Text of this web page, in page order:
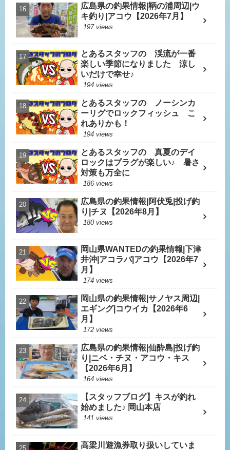
広島県の釣果情報|鞆の浦周辺|ウ
キ釣り|アコウ【2026年7月】
197 views
とあるスタッフの 渓流が一番
楽しい季節になりました 涼し
いだけで幸せ♪
194 views
とあるスタッフの ノーシンカ
ーリグでロックフィッシュ こ
れありかも！
194 views
とあるスタッフの 真夏のデイ
ロックはプラグが楽しい♪ 暑さ
対策も万全に
186 views
広島県の釣果情報|阿伏兎|投げ釣
り|チヌ【2026年8月】
180 views
岡山県WANTEDの釣果情報|下津
井沖|アコラバ|アコウ【2026年7
月】
174 views
岡山県の釣果情報|サノヤス周辺|
エギング|コウイカ【2026年6
月】
172 views
広島県の釣果情報|仙酔島|投げ釣
り|ニベ・チヌ・アコウ・キス
【2026年6月】
164 views
【スタッフブログ】キスが釣れ
始めました♪ 岡山本店
141 views
高梁川遊漁券取り扱いしていま